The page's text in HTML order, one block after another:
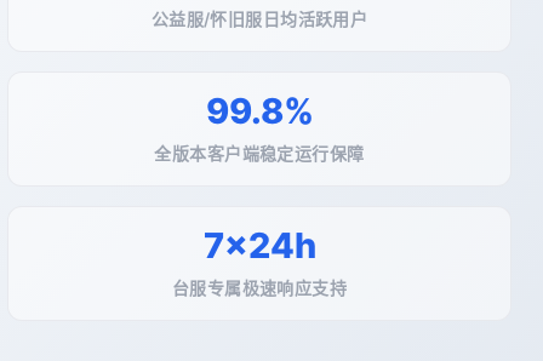
公益服/怀旧服日均活跃用户
99.8%
全版本客户端稳定运行保障
7×24h
台服专属极速响应支持